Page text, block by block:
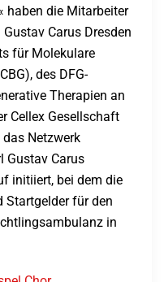
haben die Mitarbeiter
Carus Dresden
für Molekulare
des DFG-
Therapien an
Cellex Gesellschaft
Netzwerk
Gustav Carus
initiiert, bei dem die
Startgelder für den
in